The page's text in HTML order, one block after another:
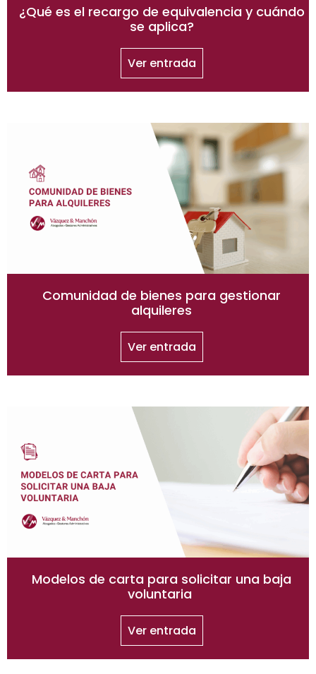
¿Qué es el recargo de equivalencia y cuándo
se aplica?
Ver entrada
Comunidad de bienes para gestionar
alquileres
Ver entrada
Modelos de carta para solicitar una baja
voluntaria
Ver entrada